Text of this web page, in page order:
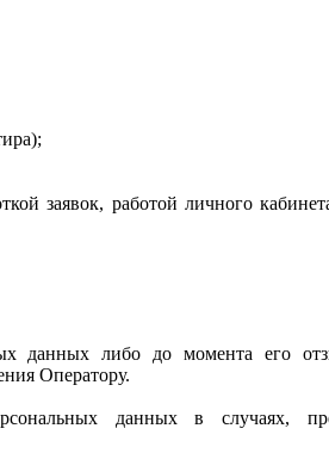
заявок, работой личного
данных либо до момента его
Оператору.
данных в случаях,